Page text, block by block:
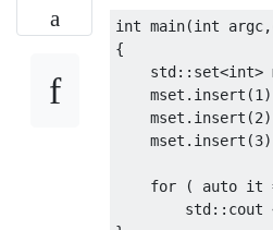
int main(int argc,
{
std:: set<int>
    mset.insert(
1
    mset.insert(
2
    mset.insert(
3
for ( auto it
std:: cout